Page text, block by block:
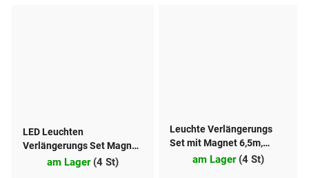
LED Leuchten
Verlängerungs Set Magnet
7,5m 12V mit Rückstrahler
am Lager (4 St)
Leuchte Verlängerungs
Set mit Magnet 6,5m,
Dreieck Reflektor
am Lager (4 St)